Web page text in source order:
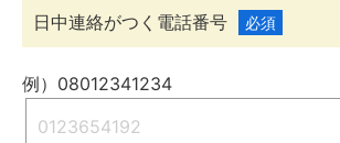
日中連絡がつく電話番号 必須
例）08012341234